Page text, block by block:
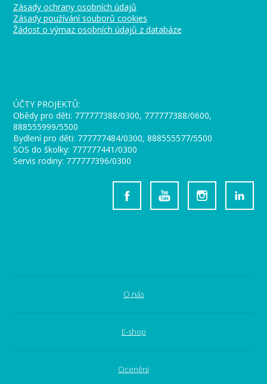
Zásady ochrany osobních údajů
Zásady používání souborů cookies
Žádost o výmaz osobních údajů z databáze
ÚČTY PROJEKTŮ:
Obědy pro děti: 777777388/0300, 777777388/0600,
888555999/5500
Bydlení pro děti: 777777484/0300, 888555577/5500
SOS do školky: 777777441/0300
Servis rodiny: 777777396/0300
O nás
E-shop
Ocenění